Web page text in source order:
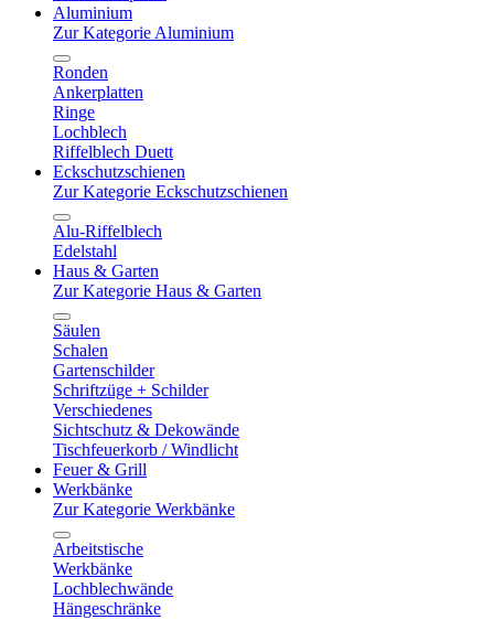
Aluminium
Zur Kategorie Aluminium
Ronden
Ankerplatten
Ringe
Lochblech
Riffelblech Duett
Eckschutzschienen
Zur Kategorie Eckschutzschienen
Alu-Riffelblech
Edelstahl
Haus & Garten
Zur Kategorie Haus & Garten
Säulen
Schalen
Gartenschilder
Schriftzüge + Schilder
Verschiedenes
Sichtschutz & Dekowände
Tischfeuerkorb / Windlicht
Feuer & Grill
Werkbänke
Zur Kategorie Werkbänke
Arbeitstische
Werkbänke
Lochblechwände
Hängeschränke